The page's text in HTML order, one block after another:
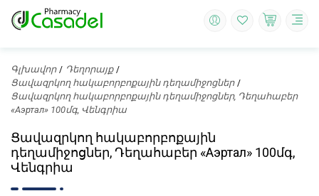
Գլխավոր
Դեղորայք
Ցավազրկող հակաբորբոքային դեղամիջոցներ
Ցավազրկող հակաբորբոքային դեղամիջոցներ, Դեղահաբեր
«Аэртал» 100մգ, Վենգրիա
Ցավազրկող հակաբորբոքային
դեղամիջոցներ, Դեղահաբեր «Аэртал» 100մգ,
Վենգրիա